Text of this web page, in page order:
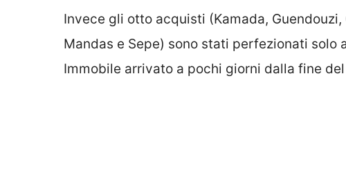
Invece gli otto acquisti (Kamada,
Mandas e Sepe) sono stati perfezionati solo
Immobile arrivato a pochi giorni dalla fine